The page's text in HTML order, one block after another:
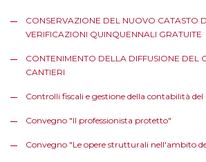
CONSERVAZIONE DEL NUOVO CATASTO
VERIFICAZIONI QUINQUENNALI GRATUITE
CONTENIMENTO DELLA DIFFUSIONE DEL
CANTIERI
Controlli fiscali e gestione della contabilità
Convegno "Il professionista protetto"
Convegno "Le opere strutturali nell'ambito